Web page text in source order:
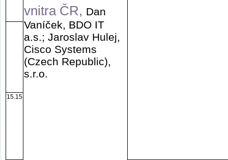
vnitra ČR, Dan
Vaníček, BDO IT
a.s.; Jaroslav Hulej,
Cisco Systems
(Czech Republic),
s.r.o.
15.15